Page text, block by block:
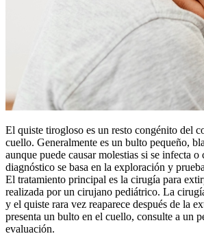
El quiste tirogloso es un resto congénito del
cuello. Generalmente es un bulto pequeño,
aunque puede causar molestias si se infecta o
diagnóstico se basa en la exploración y
El tratamiento principal es la cirugía para
realizada por un cirujano pediátrico. La
y el quiste rara vez reaparece después de la
presenta un bulto en el cuello, consulte a un
evaluación.